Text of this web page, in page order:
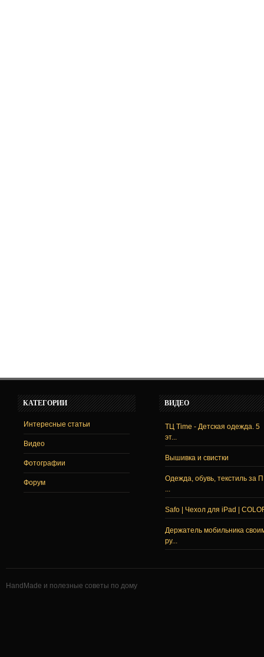
КАТЕГОРИИ
Интересные статьи
Видео
Фотографии
Форум
ВИДЕО
ТЦ Time - Детская одежда. 5
эт...
Вышивка и свистки
Одежда, обувь, текстиль за
...
Safo | Чехол для iPad |
Держатель мобильника
ру...
HandMade и полезные советы по дому